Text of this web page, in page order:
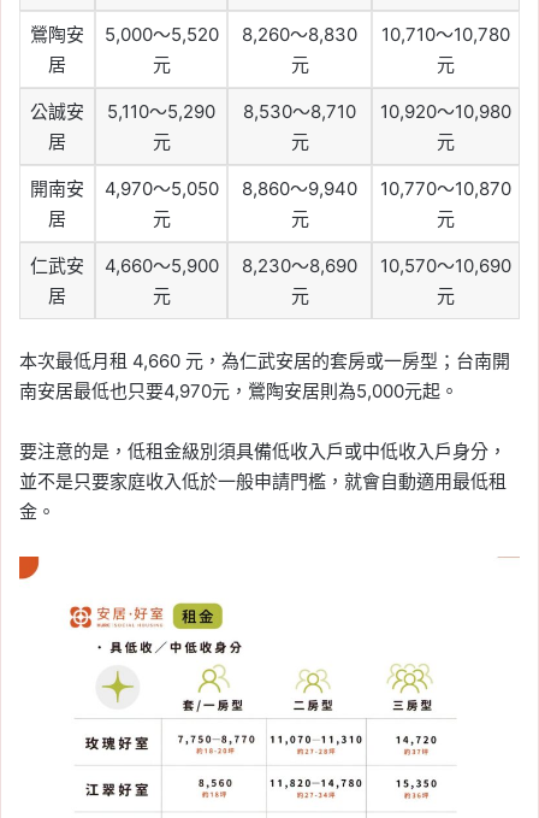
鶯陶安
居
5,000～5,520
元
8,260～8,830
元
10,710～10,780
元
公誠安
居
5,110～5,290
元
8,530～8,710
元
10,920～10,980
元
開南安
居
4,970～5,050
元
8,860～9,940
元
10,770～10,870
元
仁武安
居
4,660～5,900
元
8,230～8,690
元
10,570～10,690
元
本次最低月租 4,660 元，為仁武安居的套房或一房型；台南開
南安居最低也只要4,970元，鶯陶安居則為5,000元起。
要注意的是，低租金級別須具備低收入戶或中低收入戶身分，
並不是只要家庭收入低於一般申請門檻，就會自動適用最低租
金。